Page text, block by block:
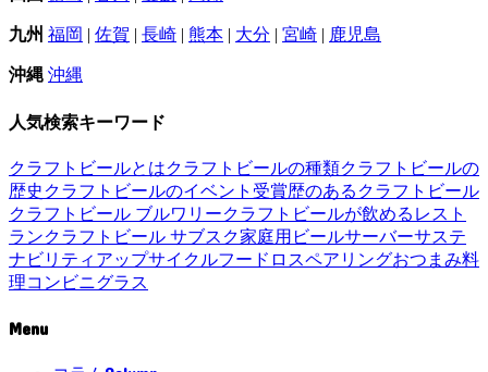
九州 福岡 | 佐賀 | 長崎 | 熊本 | 大分 | 宮崎 | 鹿児島
沖縄 沖縄
人気検索キーワード
クラフトビールとはクラフトビールの種類クラフトビールの
歴史 クラフトビールのイベント 受賞歴のあるクラフトビール
クラフトビール ブルワリークラフトビールが飲めるレスト
ランクラフトビール サブスク家庭用ビールサーバーサステ
ナビリティ アップサイクルフードロスペアリングおつまみ料
理コンビニグラス
Menu